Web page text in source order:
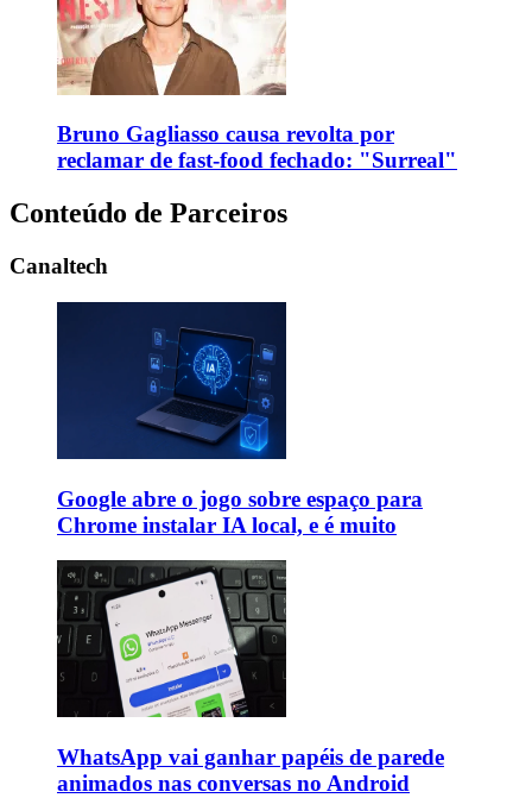
Bruno Gagliasso causa revolta por
reclamar de fast-food fechado: "Surreal"
Conteúdo de Parceiros
Canaltech
Google abre o jogo sobre espaço para
Chrome instalar IA local, e é muito
WhatsApp vai ganhar papéis de parede
animados nas conversas no Android